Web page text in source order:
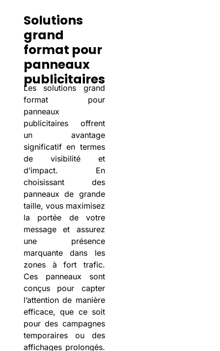
Solutions
grand
format pour
panneaux
publicitaires
Les solutions grand
format pour
panneaux
publicitaires offrent
un avantage
significatif en termes
de visibilité et
d’impact. En
choisissant des
panneaux de grande
taille, vous maximisez
la portée de votre
message et assurez
une présence
marquante dans les
zones à fort trafic.
Ces panneaux sont
conçus pour capter
l’attention de manière
efficace, que ce soit
pour des campagnes
temporaires ou des
affichages prolongés.